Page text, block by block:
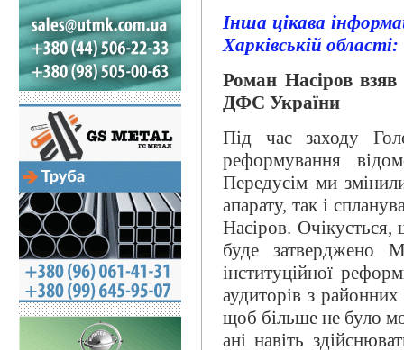
Інша цікава
Харківській області:
Роман Насіров взяв
ДФС України
Під час заходу
реформування
Передусім ми
апарату, так і
Насіров.
буде затверджено
інституційної
аудиторів з
щоб більше не було
ані навіть